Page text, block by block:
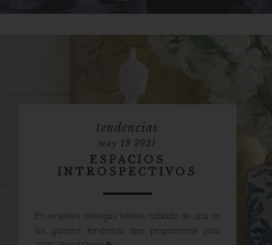
tendencias
may 19 2021
ESPACIOS
INTROSPECTIVOS
En recientes entregas hemos hablado de una de
las grandes tendencia que proponemos para